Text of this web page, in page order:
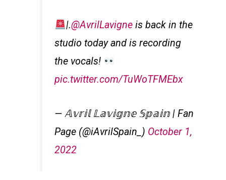
|.@AvrilLavigneis back in the
studio today and is recording
the vocals!
pic.twitter.com/TuWoTFMEbx
— 𝔸𝕧𝕣𝕚𝕝 𝕃𝕒𝕧𝕚𝕘𝕟𝕖 𝕊𝕡𝕒𝕚𝕟 | Fan
Page (@iAvrilSpain_) October 1,
2022